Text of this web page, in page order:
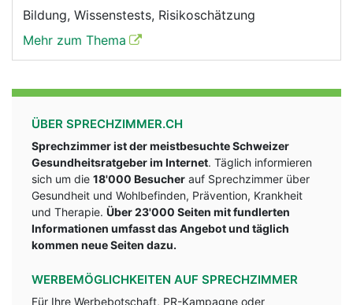
Bildung, Wissenstests, Risikoschätzung
Mehr zum Thema
ÜBER SPRECHZIMMER.CH
Sprechzimmer ist der meistbesuchte Schweizer
Gesundheitsratgeber im Internet. Täglich informieren
sich um die 18'000 Besucher auf Sprechzimmer über
Gesundheit und Wohlbefinden, Prävention, Krankheit
und Therapie. Über 23'000 Seiten mit fundlerten
Informationen umfasst das Angebot und täglich
kommen neue Seiten dazu.
WERBEMÖGLICHKEITEN AUF SPRECHZIMMER
Für Ihre Werbebotschaft, PR-Kampagne oder